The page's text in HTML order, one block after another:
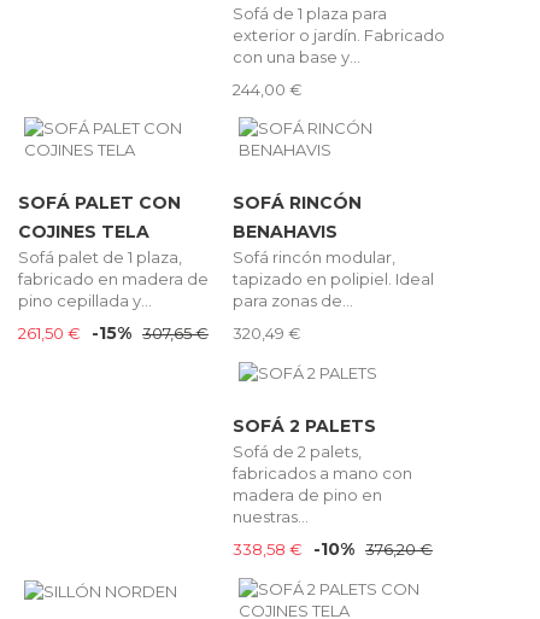
Sofá de 1 plaza para
exterior o jardín. Fabricado
con una base y...
244,00 €
SOFÁ PALET CON
COJINES TELA
Sofá palet de 1 plaza,
fabricado en madera de
pino cepillada y...
261,50 €
-15% 307,65 €
SOFÁ RINCÓN
BENAHAVIS
Sofá rincón modular,
tapizado en polipiel. Ideal
para zonas de...
320,49 €
SOFÁ 2 PALETS
Sofá de 2 palets,
fabricados a mano con
madera de pino en
nuestras...
338,58 €
-10% 376,20 €